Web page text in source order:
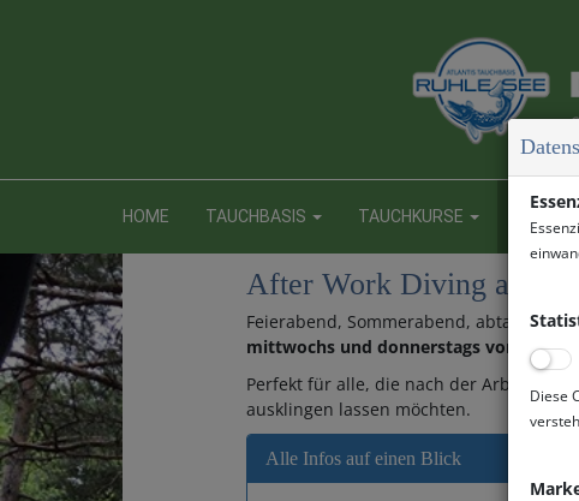
HOME TAUCHBASIS TAUCHKURSE
After Work Diving am
Feierabend, Sommerabend, abtauchen:
mittwochs und donnerstags von 17–21
Perfekt für alle, die nach der Arbeit
ausklingen lassen möchten.
Alle Infos auf einen Blick
Diese